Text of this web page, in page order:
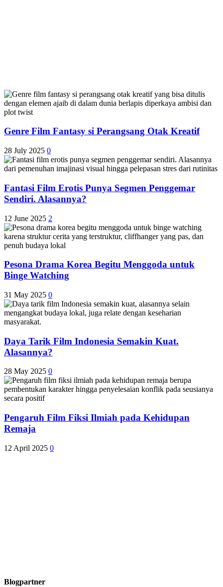
Genre Film Fantasy si Perangsang Otak Kreatif
28 July 2025 0
Fantasi Film Erotis Punya Segmen Penggemar
Sendiri. Alasannya?
12 June 2025 2
Pesona Drama Korea Begitu Menggoda untuk
Binge Watching
31 May 2025 0
Daya Tarik Film Indonesia Semakin Kuat.
Alasannya?
28 May 2025 0
Pengaruh Film Fiksi Ilmiah pada Kehidupan
Remaja
12 April 2025 0
Blogpartner